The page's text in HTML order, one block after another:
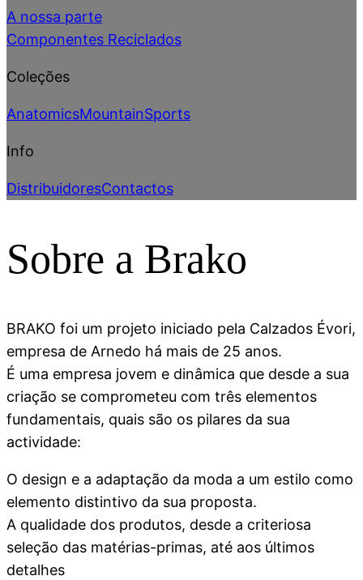
A nossa parte
Componentes Reciclados
Coleções
AnatomicsMountainSports
Info
DistribuidoresContactos
Sobre a Brako
BRAKO foi um projeto iniciado pela Calzados Évori,
empresa de Arnedo há mais de 25 anos.
É uma empresa jovem e dinâmica que desde a sua
criação se comprometeu com três elementos
fundamentais, quais são os pilares da sua
actividade:
O design e a adaptação da moda a um estilo como
elemento distintivo da sua proposta.
A qualidade dos produtos, desde a criteriosa
seleção das matérias-primas, até aos últimos
detalhes